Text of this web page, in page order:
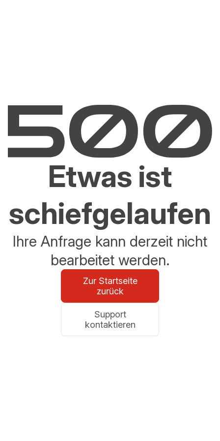
Etwas ist
schiefgelaufen
Ihre Anfrage kann derzeit nicht
bearbeitet werden.
Zur Startseite
zurück
Support
kontaktieren